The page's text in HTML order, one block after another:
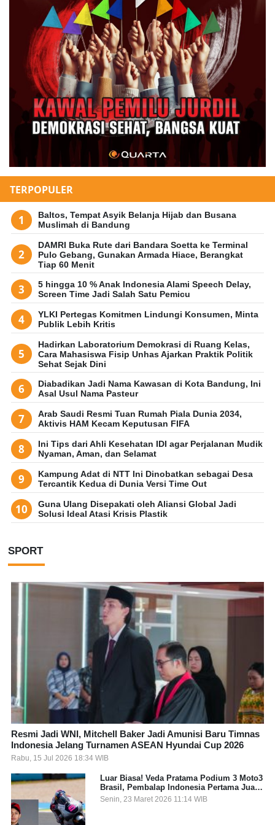
TERPOPULER
Baltos, Tempat Asyik Belanja Hijab dan Busana
Muslimah di Bandung
DAMRI Buka Rute dari Bandara Soetta ke Terminal
Pulo Gebang, Gunakan Armada Hiace, Berangkat
Tiap 60 Menit
5 hingga 10 % Anak Indonesia Alami Speech Delay,
Screen Time Jadi Salah Satu Pemicu
YLKI Pertegas Komitmen Lindungi Konsumen, Minta
Publik Lebih Kritis
Hadirkan Laboratorium Demokrasi di Ruang Kelas,
Cara Mahasiswa Fisip Unhas Ajarkan Praktik Politik
Sehat Sejak Dini
Diabadikan Jadi Nama Kawasan di Kota Bandung, Ini
Asal Usul Nama Pasteur
Arab Saudi Resmi Tuan Rumah Piala Dunia 2034,
Aktivis HAM Kecam Keputusan FIFA
Ini Tips dari Ahli Kesehatan IDI agar Perjalanan Mudik
Nyaman, Aman, dan Selamat
Kampung Adat di NTT Ini Dinobatkan sebagai Desa
Tercantik Kedua di Dunia Versi Time Out
Guna Ulang Disepakati oleh Aliansi Global Jadi
Solusi Ideal Atasi Krisis Plastik
SPORT
Resmi Jadi WNI, Mitchell Baker Jadi Amunisi Baru Timnas
Indonesia Jelang Turnamen ASEAN Hyundai Cup 2026
Rabu, 15 Jul 2026 18:34 WIB
Luar Biasa! Veda Pratama Podium 3 Moto3
Brasil, Pembalap Indonesia Pertama Juara
Grand Prix
Senin, 23 Maret 2026 11:14 WIB